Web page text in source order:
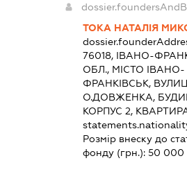
ТОКА НАТАЛІЯ
76018, ІВАНО-
ОБЛ., МІСТО ІВАНО-
ФРАНКІВСЬК,
О.ДОВЖЕНКА,
КОРПУС 2,
Розмір внеску до
фонду (грн.):50 000